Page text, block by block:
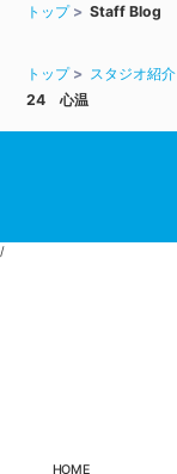
トップ Staff Blog
トップ スタジオ紹介
24 心温
/
HOME